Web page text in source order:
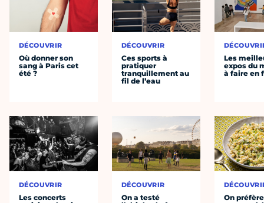
DÉCOUVRIR
Où donner son
sang à Paris cet
été ?
DÉCOUVRIR
Les concerts
DÉCOUVRIR
Ces sports à
pratiquer
tranquillement au
fil de l’eau
DÉCOUVRIR
On a testé
Les
expos du
à faire en
On préfère